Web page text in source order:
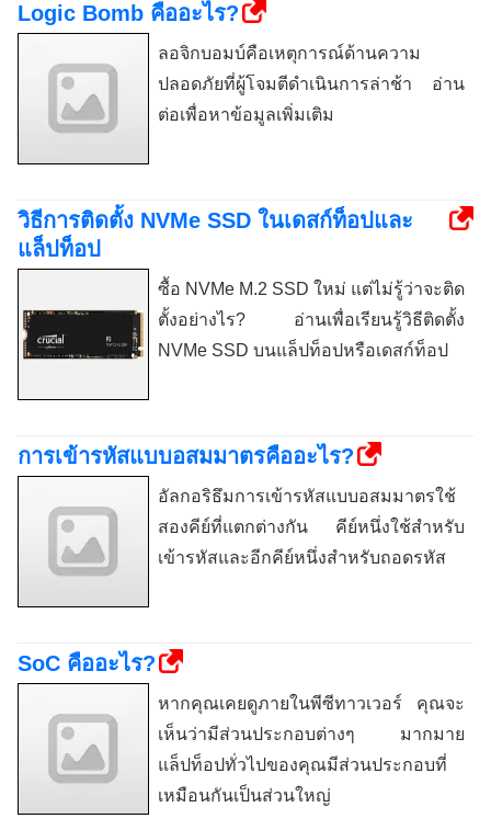
Logic Bomb คืออะไร?
ลอจิกบอมบ์คือเหตุการณ์ด้านความ
ปลอดภัยที่ผู้โจมตีดำเนินการล่าช้า อ่าน
ต่อเพื่อหาข้อมูลเพิ่มเติม
วิธีการติดตั้ง NVMe SSD ในเดสก์ท็อปและ
แล็ปท็อป
ซื้อ NVMe M.2 SSD ใหม่ แต่ไม่รู้ว่าจะติด
ตั้งอย่างไร? อ่านเพื่อเรียนรู้วิธีติดตั้ง
NVMe SSD บนแล็ปท็อปหรือเดสก์ท็อป
การเข้ารหัสแบบอสมมาตรคืออะไร?
อัลกอริธึมการเข้ารหัสแบบอสมมาตรใช้
สองคีย์ที่แตกต่างกัน คีย์หนึ่งใช้สำหรับ
เข้ารหัสและอีกคีย์หนึ่งสำหรับถอดรหัส
SoC คืออะไร?
หากคุณเคยดูภายในพีซีทาวเวอร์ คุณจะ
เห็นว่ามีส่วนประกอบต่างๆ มากมาย
แล็ปท็อปทั่วไปของคุณมีส่วนประกอบที่
เหมือนกันเป็นส่วนใหญ่